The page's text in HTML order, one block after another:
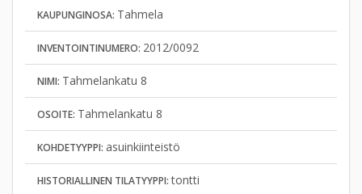
KAUPUNGINOSA: Tahmela
INVENTOINTINUMERO: 2012/0092
NIMI: Tahmelankatu 8
OSOITE: Tahmelankatu 8
KOHDETYYPPI: asuinkiinteistö
HISTORIALLINEN TILATYYPPI:tontti